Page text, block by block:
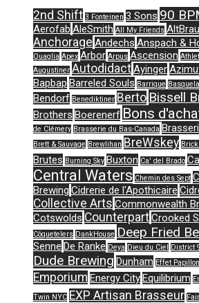
2nd Shift 3 Fonteinen 3 Sons 90
Aerofab AleSmith All My Friends AltBrau
Anchorage Andechs Anspach &
Quaglia Apex Arbor Arpus Ascension
Augustiner AutodidactAyinger
Bapbap Barreled Souls Barrique
Bendorf Benediktiner Berto Bissell
Brothers Boerenerf Bons
de Clémery Brasserie du Bas-Canada
Brett & Sauvage Brewlihan BreWskey
Brutes Burning Sky Buxton Ca' del Brado
Central Waters Chemin des Sept
Brewing Cidrerie de l'Apothicaire
Collective Arts Commonwealth
Cotswolds CounterpartCrooked
Côquetelers DankHouse Deep Fried
Senne De Ranke Deya Dieu du Ciel District
Dude Brewing Dunham Effet Papillon
Emporium Energy CityEquilibrium
Twin NYC EXP Artisan Brasseur